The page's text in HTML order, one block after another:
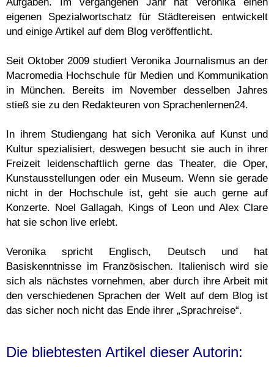
eigenen Spezialwortschatz für Städtereisen entwickelt
und einige Artikel auf dem Blog veröffentlicht.
Seit Oktober 2009 studiert Veronika Journalismus an der
Macromedia Hochschule für Medien und Kommunikation
in München. Bereits im November desselben Jahres
stieß sie zu den Redakteuren von Sprachenlernen24.
In ihrem Studiengang hat sich Veronika auf Kunst und
Kultur spezialisiert, deswegen besucht sie auch in ihrer
Freizeit leidenschaftlich gerne das Theater, die Oper,
Kunstausstellungen oder ein Museum. Wenn sie gerade
nicht in der Hochschule ist, geht sie auch gerne auf
Konzerte. Noel Gallagah, Kings of Leon und Alex Clare
hat sie schon live erlebt.
Veronika spricht Englisch, Deutsch und hat
Basiskenntnisse im Französischen. Italienisch wird sie
sich als nächstes vornehmen, aber durch ihre Arbeit mit
den verschiedenen Sprachen der Welt auf dem Blog ist
das sicher noch nicht das Ende ihrer „Sprachreise“.
Die bliebtesten Artikel dieser Autorin: